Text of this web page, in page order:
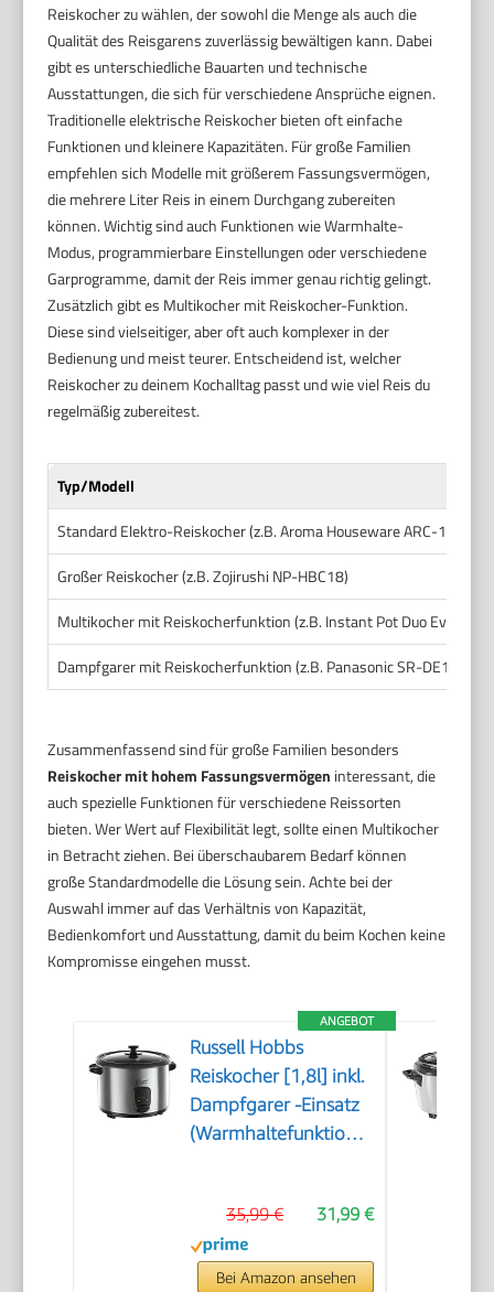
Reiskocher zu wählen, der sowohl die Menge als auch die
Qualität des Reisgarens zuverlässig bewältigen kann. Dabei
gibt es unterschiedliche Bauarten und technische
Ausstattungen, die sich für verschiedene Ansprüche eignen.
Traditionelle elektrische Reiskocher bieten oft einfache
Funktionen und kleinere Kapazitäten. Für große Familien
empfehlen sich Modelle mit größerem Fassungsvermögen,
die mehrere Liter Reis in einem Durchgang zubereiten
können. Wichtig sind auch Funktionen wie Warmhalte-
Modus, programmierbare Einstellungen oder verschiedene
Garprogramme, damit der Reis immer genau richtig gelingt.
Zusätzlich gibt es Multikocher mit Reiskocher-Funktion.
Diese sind vielseitiger, aber oft auch komplexer in der
Bedienung und meist teurer. Entscheidend ist, welcher
Reiskocher zu deinem Kochalltag passt und wie viel Reis du
regelmäßig zubereitest.
Typ/Modell
Standard Elektro-Reiskocher (z.B. Aroma Houseware ARC-150SB)
Großer Reiskocher (z.B. Zojirushi NP-HBC18)
Multikocher mit Reiskocherfunktion (z.B. Instant Pot Duo Evo Plus
Dampfgarer mit Reiskocherfunktion (z.B. Panasonic SR-DE103)
Zusammenfassend sind für große Familien besonders
Reiskocher mit hohem Fassungsvermögen interessant, die
auch spezielle Funktionen für verschiedene Reissorten
bieten. Wer Wert auf Flexibilität legt, sollte einen Multikocher
in Betracht ziehen. Bei überschaubarem Bedarf können
große Standardmodelle die Lösung sein. Achte bei der
Auswahl immer auf das Verhältnis von Kapazität,
Bedienkomfort und Ausstattung, damit du beim Kochen keine
Kompromisse eingehen musst.
ANGEBOT
Russell Hobbs
Reiskocher [1,8l] inkl.
Dampfgarer -Einsatz
(Warmhaltefunktion,
Messbecher,
Edelstahl, Glas-Deckel,
Schongarer für
31,99 €
35,99 €
Bei Amazon ansehen